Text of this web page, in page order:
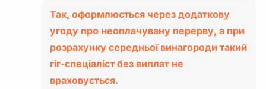
Так, оформлюється через додаткову
угоду про неоплачувану перерву, а при
розрахунку середньої винагороди такий
гіг-спеціаліст без виплат не
враховується.